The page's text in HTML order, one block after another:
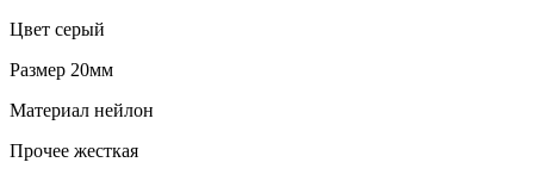
Цвет серый
Размер 20мм
Материал нейлон
Прочее жесткая